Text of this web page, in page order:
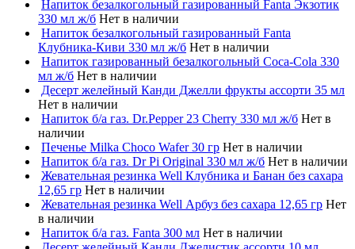
Напиток безалкогольный газированный Fanta Экзотик
330 мл ж/б Нет в наличии
Напиток безалкогольный газированный Fanta
Клубника-Киви 330 мл ж/б Нет в наличии
Напиток газированный безалкогольный Coca-Cola 330
мл ж/б Нет в наличии
Десерт желейный Канди Джелли фрукты ассорти 35 мл
Нет в наличии
Напиток б/а газ. Dr.Pepper 23 Cherry 330 мл ж/б Нет в
наличии
Печенье Milka Choco Wafer 30 гр Нет в наличии
Напиток б/а газ. Dr Pi Original 330 мл ж/б Нет в наличии
Жевательная резинка Well Клубника и Банан без сахара
12,65 гр Нет в наличии
Жевательная резинка Well Арбуз без сахара 12,65 гр Нет
в наличии
Напиток б/а газ. Fanta 300 мл Нет в наличии